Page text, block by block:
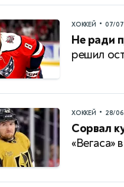
ХОККЕЙ • 07/
Не ради
решил
ХОККЕЙ • 28/
Сорвал
«Вегаса»